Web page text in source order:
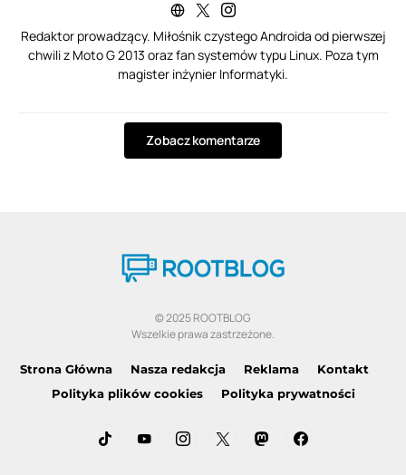
Redaktor prowadzący. Miłośnik czystego Androida od pierwszej
chwili z Moto G 2013 oraz fan systemów typu Linux. Poza tym
magister inżynier Informatyki.
Zobacz komentarze
© 2025 ROOTBLOG
Wszelkie prawa zastrzeżone.
Strona Główna Nasza redakcja Reklama
Kontakt
Polityka plików cookies
Polityka prywatności